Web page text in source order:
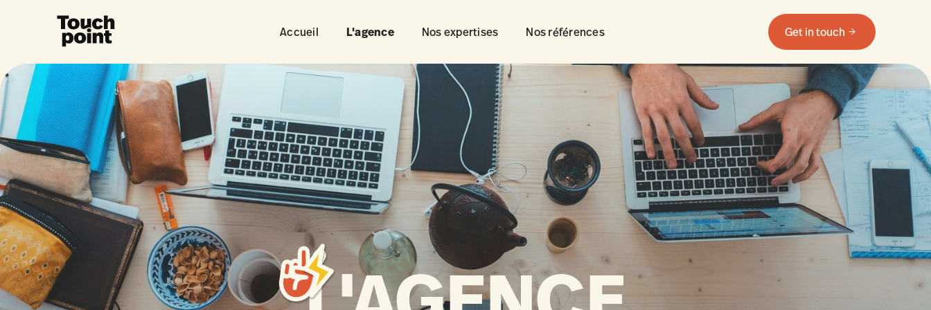
Accueil L'agence Nos expertises Nos références Get in touch